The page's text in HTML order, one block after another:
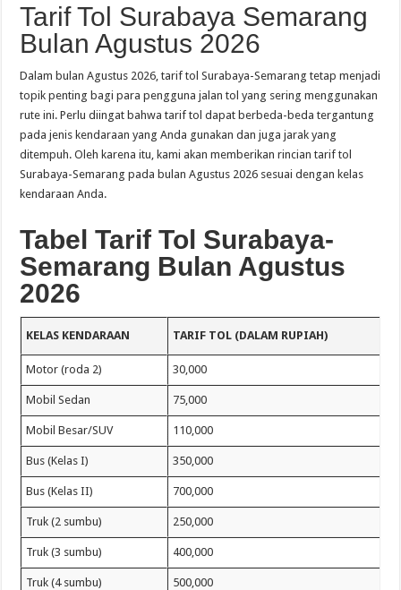
Tarif Tol Surabaya Semarang
Bulan Agustus 2026
Dalam bulan Agustus 2026, tarif tol Surabaya-Semarang tetap menjadi
topik penting bagi para pengguna jalan tol yang sering menggunakan
rute ini. Perlu diingat bahwa tarif tol dapat berbeda-beda tergantung
pada jenis kendaraan yang Anda gunakan dan juga jarak yang
ditempuh. Oleh karena itu, kami akan memberikan rincian tarif tol
Surabaya-Semarang pada bulan Agustus 2026 sesuai dengan kelas
kendaraan Anda.
Tabel Tarif Tol Surabaya-
Semarang Bulan Agustus
2026
KELAS KENDARAAN TARIF TOL (DALAM RUPIAH)
Motor (roda 2) 30,000
Mobil Sedan 75,000
Mobil Besar/SUV 110,000
Bus (Kelas I) 350,000
Bus (Kelas II) 700,000
Truk (2 sumbu) 250,000
Truk (3 sumbu) 400,000
Truk (4 sumbu) 500,000